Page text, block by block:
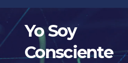
Saltar
contenidoYo Soy
Consciente